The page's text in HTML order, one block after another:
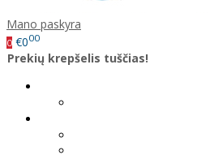
Mano paskyra
0 €000
Prekių krepšelis tuščias!